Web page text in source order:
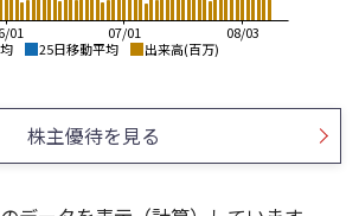
25日移動平均 出来高(百万)
08/03
07/01
01
1,200
1,400
1,000
1,200
1,400
株主優待を見る